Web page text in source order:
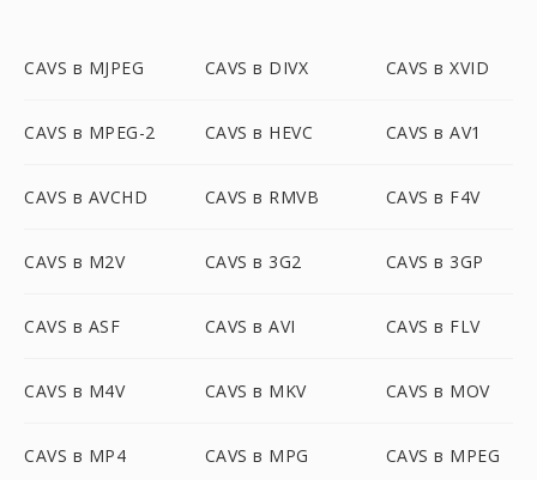
CAVS в MJPEG CAVS в DIVX CAVS в XVID
CAVS в MPEG-2 CAVS в HEVC CAVS в AV1
CAVS в AVCHD CAVS в RMVB CAVS в F4V
CAVS в M2V CAVS в 3G2 CAVS в 3GP
CAVS в ASF CAVS в AVI CAVS в FLV
CAVS в M4V CAVS в MKV CAVS в MOV
CAVS в MP4 CAVS в MPG CAVS в MPEG